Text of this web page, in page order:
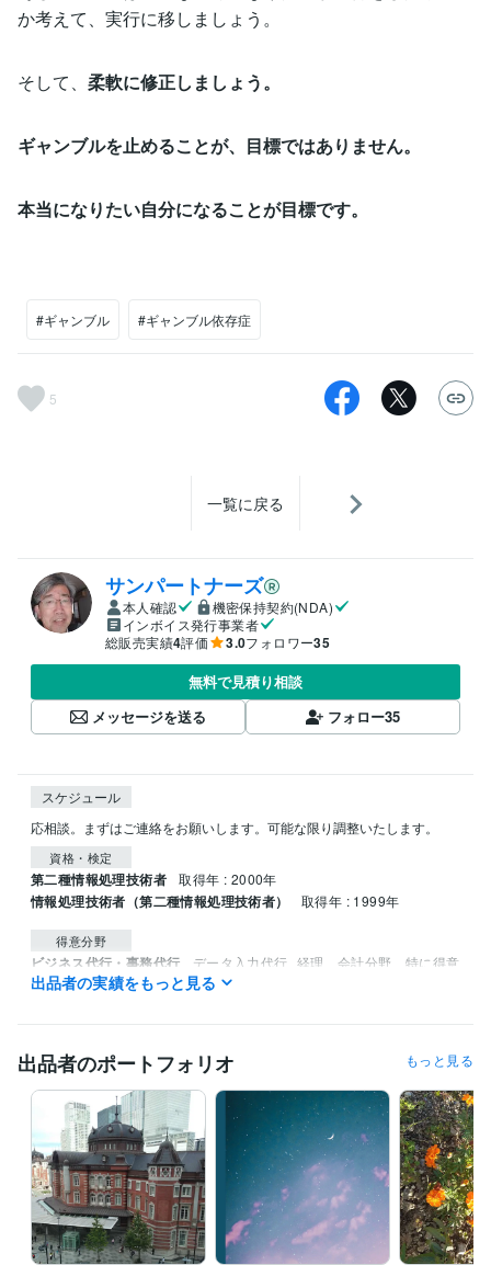
か考えて、実行に移しましょう。
そして、 柔軟に修正しましょう。
ギャンブルを止めることが、目標ではありません。
本当になりたい自分になることが目標です。
#ギャンブル #ギャンブル依存症
5
一覧に戻る
サンパートナーズ
本人確認
機密保持契約(NDA)
インボイス発行事業者
総販売実績4評価 3.0フォロワー35
無料で見積り相談
メッセージを送る
フォロー35
スケジュール
応相談。まずはご連絡をお願いします。可能な限り調整いたします。
資格・検定
第二種情報処理技術者 取得年 : 2000年
情報処理技術者（第二種情報処理技術者） 取得年 : 1999年
得意分野
ビジネス代行・事務代行 データ入力代行 経理、会計分野、特に得意
としております。
出品者の実績をもっと見る
出品者のポートフォリオ もっと見る